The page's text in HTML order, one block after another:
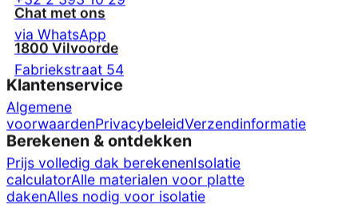
+32 2 393 10 29
Chat met ons
via WhatsApp
1800 Vilvoorde
Fabriekstraat 54
Klantenservice
Algemene
voorwaardenPrivacybeleidVerzendinformatie
Berekenen & ontdekken
Prijs volledig dak berekenenIsolatie
calculatorAlle materialen voor platte